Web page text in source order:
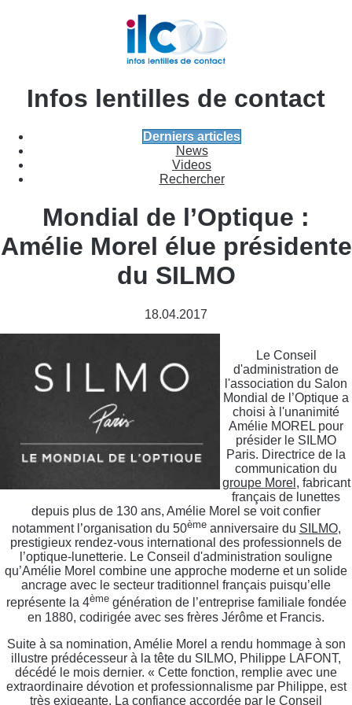
Infos lentilles de contact
Derniers articles
News
Videos
Rechercher
Mondial de l’Optique :
Amélie Morel élue présidente
du SILMO
18.04.2017
Le Conseil
d'administration de
l'association du Salon
Mondial de l’Optique a
choisi à l'unanimité
Amélie MOREL pour
présider le SILMO
Paris. Directrice de la
communication du
groupe Morel , fabricant
français de lunettes
depuis plus de 130 ans, Amélie Morel se voit confier
notamment l’organisation du 50èmeanniversaire du SILMO,
prestigieux rendez-vous international des professionnels de
l’optique-lunetterie. Le Conseil d'administration souligne
qu’Amélie Morel combine une approche moderne et un solide
ancrage avec le secteur traditionnel français puisqu’elle
représente la 4èmegénération de l’entreprise familiale fondée
en 1880, codirigée avec ses frères Jérôme et Francis.
Suite à sa nomination, Amélie Morel a rendu hommage à son
illustre prédécesseur à la tête du SILMO, Philippe LAFONT,
décédé le mois dernier. « Cette fonction, remplie avec une
extraordinaire dévotion et professionnalisme par Philippe, est
très exigeante. La confiance accordée par le Conseil